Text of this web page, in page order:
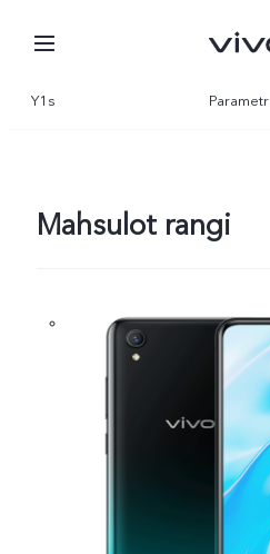
Y1s Parametr
Mahsulot rangi